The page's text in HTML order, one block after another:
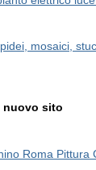
mosaici,
nuovo sito
Roma Pittura